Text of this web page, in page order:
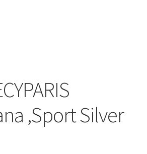
‚Sport Silver